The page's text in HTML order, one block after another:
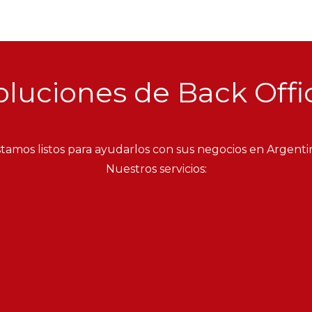
de Back
listos para ayudarlos con sus negocios en
Nuestros servicios: